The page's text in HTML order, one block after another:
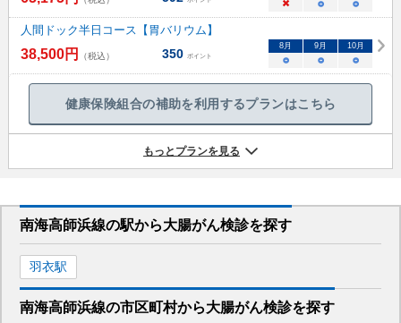
× ○ ○
人間ドック半日コース【胃バリウム】
38,500円 （税込） 350 ポイント
8月 9月 10月
○ ○ ○
健康保険組合の補助を利用するプランはこちら
もっとプランを見る
南海高師浜線の駅から大腸がん検診を探す
羽衣駅
南海高師浜線の市区町村から大腸がん検診を探す